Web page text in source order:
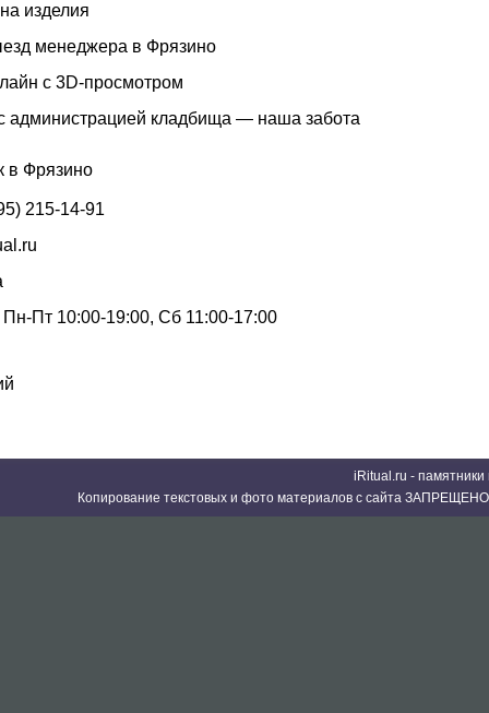
изделия
менеджера в Фрязино
с 3D-просмотром
администрацией кладбища — наша забота
в Фрязино
215-14-91
Пт 10:00-19:00, Сб 11:00-17:00
iRitual.ru -
Копирование текстовых и фото материалов с сайта